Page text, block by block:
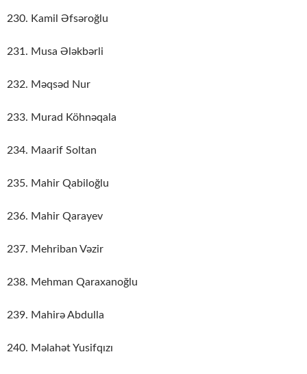
230. Kamil Əfsəroğlu
231. Musa Ələkbərli
232. Məqsəd Nur
233. Murad Köhnəqala
234. Maarif Soltan
235. Mahir Qabiloğlu
236. Mahir Qarayev
237. Mehriban Vəzir
238. Mehman Qaraxanoğlu
239. Mahirə Abdulla
240. Məlahət Yusifqızı